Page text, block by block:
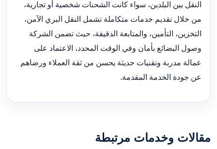
النقل بين البلدين، سواء كانت الشحنات شخصية أو تجارية،
من خلال تقديم خدمات متكاملة تشمل النقل البري الآمن،
التخزين، التأمين، والمتابعة الدقيقة، حيث تضمن الشركة
وصول البضائع بأمان وفي الوقت المحدد، الاعتماد على
عمالة مدربة وتقنيات حديثة يحسن من ثقة العملاء ورضاهم
عن جودة الخدمة المقدمة.
مقالات وخدمات مرتبطة